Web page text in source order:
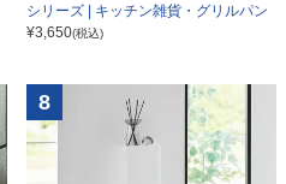
シリーズ | キッチン雑貨・グリルパン
¥3,650(税込)
8